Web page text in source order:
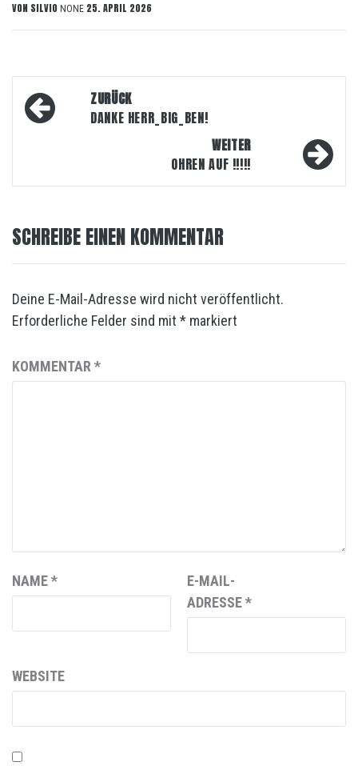
VON SILVIO NONE 25. APRIL 2026
Beitragsnavigation
ZURÜCK
DANKE HERR_BIG_BEN!
WEITER
OHREN AUF !!!!!
SCHREIBE EINEN KOMMENTAR
Deine E-Mail-Adresse wird nicht veröffentlicht.
Erforderliche Felder sind mit * markiert
KOMMENTAR *
NAME*
E-MAIL-
ADRESSE*
WEBSITE